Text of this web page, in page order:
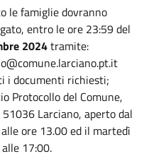
le famiglie dovranno
entro le ore 23:59 del
2024tramite:
i documenti richiesti;
Protocollo del Comune,
Larciano, aperto dal
ore 13.00 ed il martedì
17:00.